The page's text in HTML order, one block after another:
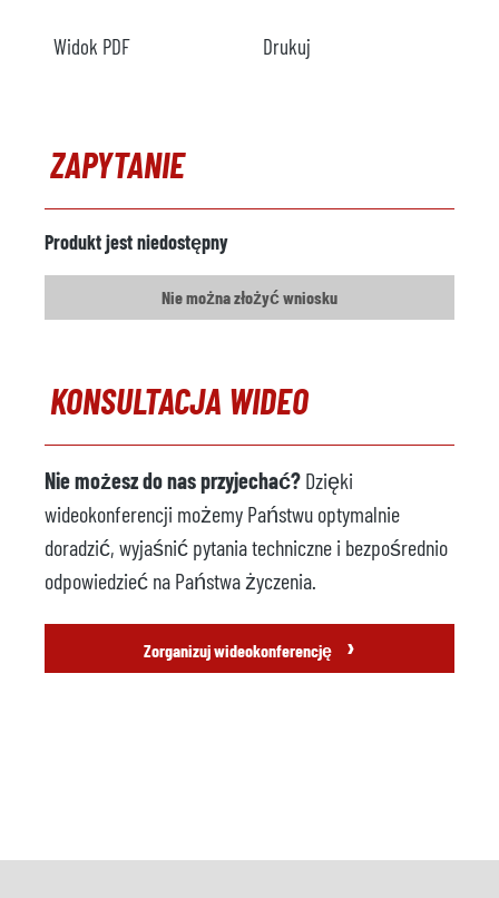
Widok PDF Drukuj
ZAPYTANIE
Produkt jest niedostępny
Nie można złożyć wniosku
KONSULTACJA WIDEO
Nie możesz do nas przyjechać? Dzięki
wideokonferencji możemy Państwu optymalnie
doradzić, wyjaśnić pytania techniczne i bezpośrednio
odpowiedzieć na Państwa życzenia.
Zorganizuj wideokonferencję ›